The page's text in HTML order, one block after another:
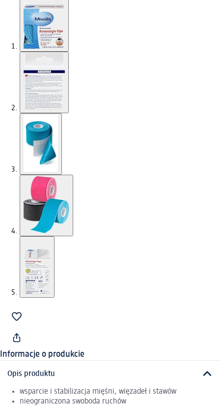
Informacje o produkcie
Opis produktu
wsparcie i stabilizacja mięśni, więzadeł i stawów
nieograniczona swoboda ruchów